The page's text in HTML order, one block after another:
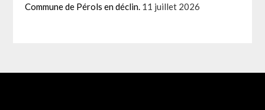
Commune de Pérols en déclin. 11 juillet 2026